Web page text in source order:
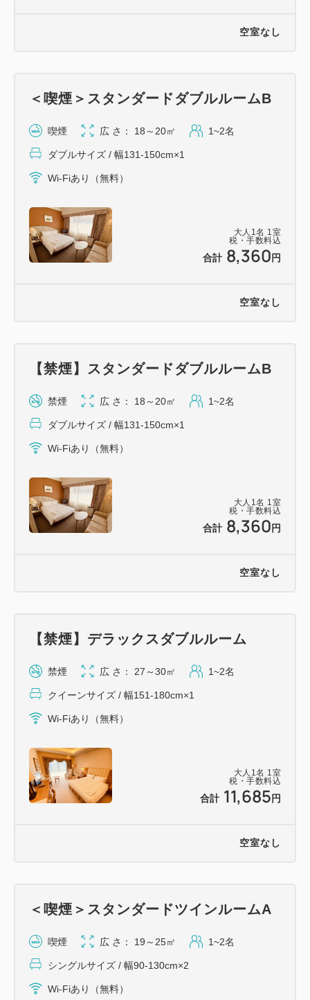
空室なし
大人 1 名 1 室
税・手数料込
合計 8,360 円
＜喫煙＞スタンダードダブルルームB
喫煙 広 さ： 18～20㎡ 1~2名
ダブルサイズ / 幅131-150cm×1
Wi-Fiあり（無料）
空室なし
大人 1 名 1 室
税・手数料込
合計 8,360 円
【禁煙】スタンダードダブルルームB
禁煙 広 さ： 18～20㎡ 1~2名
ダブルサイズ / 幅131-150cm×1
Wi-Fiあり（無料）
空室なし
大人 1 名 1 室
税・手数料込
合計 11,685 円
【禁煙】デラックスダブルルーム
禁煙 広 さ： 27～30㎡ 1~2名
クイーンサイズ / 幅151-180cm×1
Wi-Fiあり（無料）
空室なし
＜喫煙＞スタンダードツインルームA
喫煙 広 さ： 19～25㎡ 1~2名
シングルサイズ / 幅90-130cm×2
Wi-Fiあり（無料）